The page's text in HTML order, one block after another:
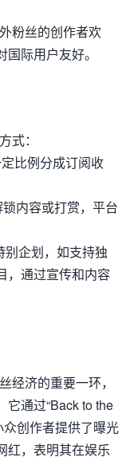
粉丝的创作者欢
际用户友好。
式：
比例分成订阅收
内容或打赏，平台
别企划，如支持独
，通过宣传和内容
经济的重要一环，
通过“Back to the
创作者提供了曝光
红，表明其在娱乐